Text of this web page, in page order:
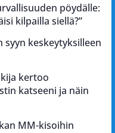
pöydälle:
kilpailla siellä?”
keskeytyksilleen
kertoo
katseeni ja näin
MM-kisoihin